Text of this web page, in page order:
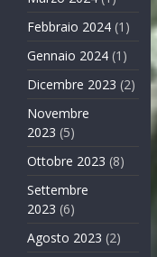
Febbraio 2024 (1)
Gennaio 2024 (1)
Dicembre 2023 (2)
Novembre
2023 (5)
Ottobre 2023 (8)
Settembre
2023 (6)
Agosto 2023 (2)